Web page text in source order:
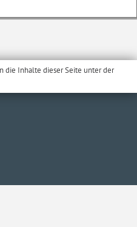
die Inhalte dieser Seite unter der